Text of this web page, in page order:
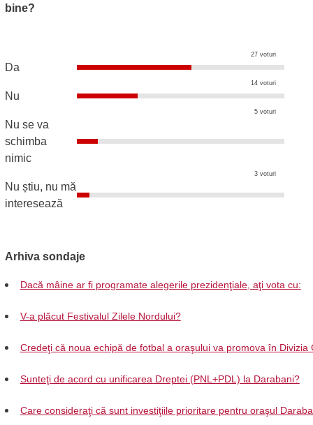
bine?
27 voturi
Da
14 voturi
Nu
5 voturi
Nu se va
schimba
nimic
3 voturi
Nu știu, nu mă
interesează
Arhiva sondaje
Dacă mâine ar fi programate alegerile prezidenţiale, aţi vota cu:
V-a plăcut Festivalul Zilele Nordului?
Credeţi că noua echipă de fotbal a oraşului va promova în Divizia
Sunteţi de acord cu unificarea Dreptei (PNL+PDL) la Darabani?
Care consideraţi că sunt investiţiile prioritare pentru oraşul